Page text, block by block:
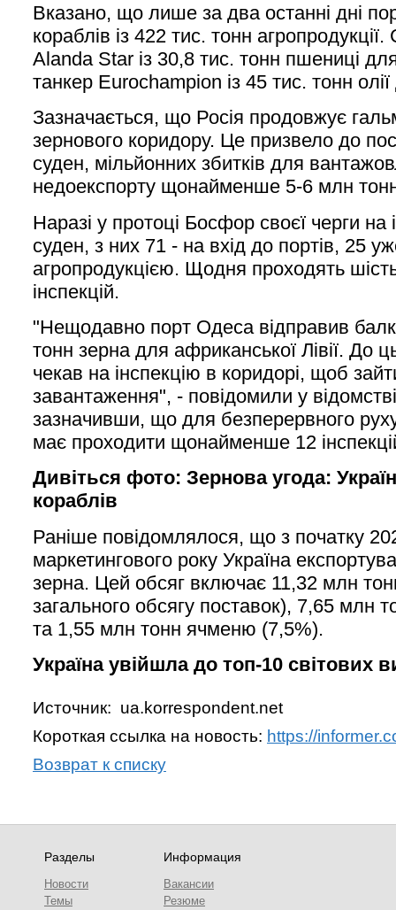
Вказано, що лише за два останні дні
кораблів із 422 тис. тонн
Alanda Star із 30,8 тис. тонн пшениці
танкер Eurochampion із 45 тис. тонн олії
Зазначається, що Росія продовжує
зернового коридору. Це призвело до
суден, мільйонних збитків для
недоекспорту щонайменше 5-6 млн
Наразі у протоці Босфор своєї черги на
суден, з них 71 - на вхід до портів, 25
агропродукцією. Щодня проходять
інспекцій.
"Нещодавно порт Одеса відправив
тонн зерна для африканської Лівії. До
чекав на інспекцію в коридорі, щоб
завантаження", - повідомили у
зазначивши, що для безперервного
має проходити щонайменше 12
Дивіться фото: Зернова угода:
кораблів
Раніше повідомлялося, що з початку
маркетингового року Україна
зерна. Цей обсяг включає 11,32 млн
загального обсягу поставок), 7,65 млн
та 1,55 млн тонн ячменю (7,5%).
Україна увійшла до топ-10 світових
Источник: ua.korrespondent.net
Короткая ссылка на новость: https://
Возврат к списку
Разделы
Новости
Темы
Информация
Вакансии
Резюме